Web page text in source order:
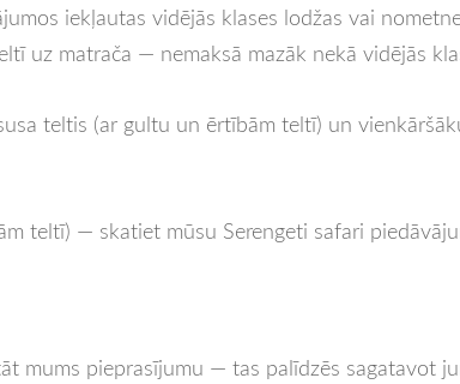
iekļautas vidējās klases lodžas vai
uz matrača — nemaksā mazāk nekā vidējās
teltis (ar gultu un ērtībām teltī) un
teltī) — skatiet mūsu Serengeti safari
mums pieprasījumu — tas palīdzēs sagatavot